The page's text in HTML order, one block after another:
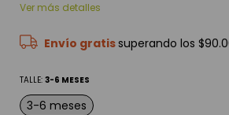
Ver más detalles
Envío gratissuperando los
TALLE: 3-6 MESES
3-6 meses